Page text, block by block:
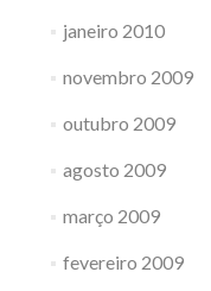
janeiro 2010
novembro 2009
outubro 2009
agosto 2009
março 2009
fevereiro 2009